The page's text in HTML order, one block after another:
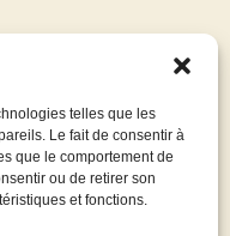
telles que les
Le fait de consentir à
que le comportement de
ou de retirer son
et fonctions.